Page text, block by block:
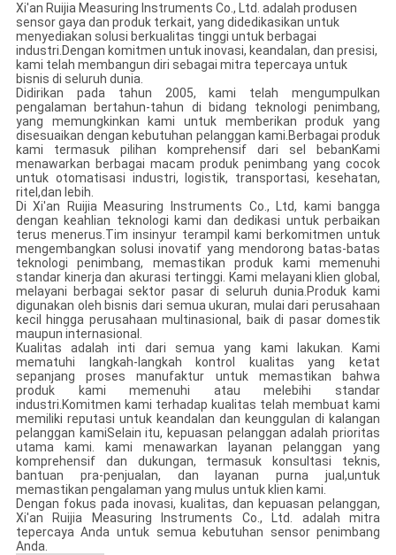
Xi'an Ruijia Measuring Instruments Co., Ltd. adalah produsen
sensor gaya dan produk terkait, yang didedikasikan untuk
menyediakan solusi berkualitas tinggi untuk berbagai
industri.Dengan komitmen untuk inovasi, keandalan, dan presisi,
kami telah membangun diri sebagai mitra tepercaya untuk
bisnis di seluruh dunia.
Didirikan pada tahun 2005, kami telah mengumpulkan
pengalaman bertahun-tahun di bidang teknologi penimbang,
yang memungkinkan kami untuk memberikan produk yang
disesuaikan dengan kebutuhan pelanggan kami.Berbagai produk
kami termasuk pilihan komprehensif dari sel bebanKami
menawarkan berbagai macam produk penimbang yang cocok
untuk otomatisasi industri, logistik, transportasi, kesehatan,
ritel,dan lebih.
Di Xi'an Ruijia Measuring Instruments Co., Ltd, kami bangga
dengan keahlian teknologi kami dan dedikasi untuk perbaikan
terus menerus.Tim insinyur terampil kami berkomitmen untuk
mengembangkan solusi inovatif yang mendorong batas-batas
teknologi penimbang, memastikan produk kami memenuhi
standar kinerja dan akurasi tertinggi. Kami melayani klien global,
melayani berbagai sektor pasar di seluruh dunia.Produk kami
digunakan oleh bisnis dari semua ukuran, mulai dari perusahaan
kecil hingga perusahaan multinasional, baik di pasar domestik
maupun internasional.
Kualitas adalah inti dari semua yang kami lakukan. Kami
mematuhi langkah-langkah kontrol kualitas yang ketat
sepanjang proses manufaktur untuk memastikan bahwa
produk kami memenuhi atau melebihi standar
industri.Komitmen kami terhadap kualitas telah membuat kami
memiliki reputasi untuk keandalan dan keunggulan di kalangan
pelanggan kamiSelain itu, kepuasan pelanggan adalah prioritas
utama kami. kami menawarkan layanan pelanggan yang
komprehensif dan dukungan, termasuk konsultasi teknis,
bantuan pra-penjualan, dan layanan purna jual,untuk
memastikan pengalaman yang mulus untuk klien kami.
Dengan fokus pada inovasi, kualitas, dan kepuasan pelanggan,
Xi'an Ruijia Measuring Instruments Co., Ltd. adalah mitra
tepercaya Anda untuk semua kebutuhan sensor penimbang
Anda.